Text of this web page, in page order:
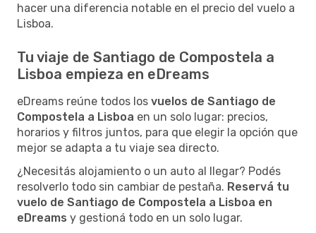
hacer una diferencia notable en el precio del vuelo a
Lisboa.
Tu viaje de Santiago de Compostela a
Lisboa empieza en eDreams
eDreams reúne todos los vuelos de Santiago de
Compostela a Lisboa en un solo lugar: precios,
horarios y filtros juntos, para que elegir la opción que
mejor se adapta a tu viaje sea directo.
¿Necesitás alojamiento o un auto al llegar? Podés
resolverlo todo sin cambiar de pestaña. Reservá tu
vuelo de Santiago de Compostela a Lisboa en
eDreams y gestioná todo en un solo lugar.